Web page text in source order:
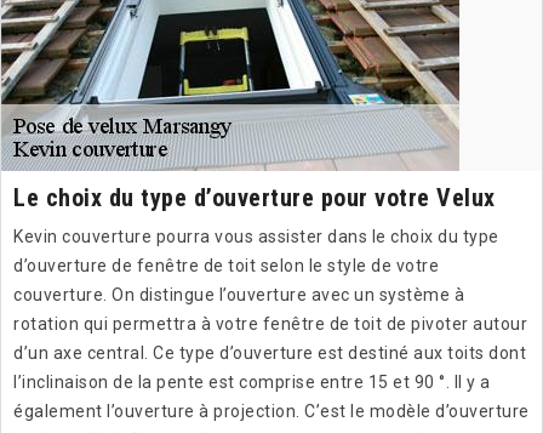
Le choix du type d’ouverture pour votre Velux
Kevin couverture pourra vous assister dans le choix du type
d’ouverture de fenêtre de toit selon le style de votre
couverture. On distingue l’ouverture avec un système à
rotation qui permettra à votre fenêtre de toit de pivoter autour
d’un axe central. Ce type d’ouverture est destiné aux toits dont
l’inclinaison de la pente est comprise entre 15 et 90 °. Il y a
également l’ouverture à projection. C’est le modèle d’ouverture